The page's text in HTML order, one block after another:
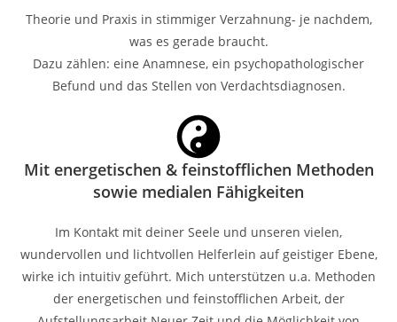
Theorie und Praxis in stimmiger Verzahnung- je nachdem,
was es gerade braucht.
Dazu zählen: eine Anamnese, ein psychopathologischer
Befund und das Stellen von Verdachtsdiagnosen.
Mit energetischen & feinstofflichen Methoden
sowie medialen Fähigkeiten
Im Kontakt mit deiner Seele und unseren vielen,
wundervollen und lichtvollen Helferlein auf geistiger Ebene,
wirke ich intuitiv geführt. Mich unterstützen u.a. Methoden
der energetischen und feinstofflichen Arbeit, der